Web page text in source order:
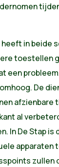
in beide
een
De
al
In De Stap
apparaten
zullen